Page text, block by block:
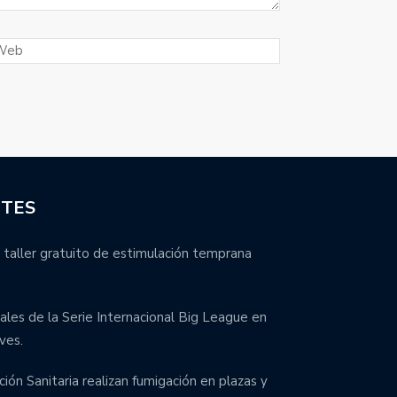
taller gratuito de estimulación temprana
de la Serie Internacional Big League en
Sanitaria realizan fumigación en plazas y